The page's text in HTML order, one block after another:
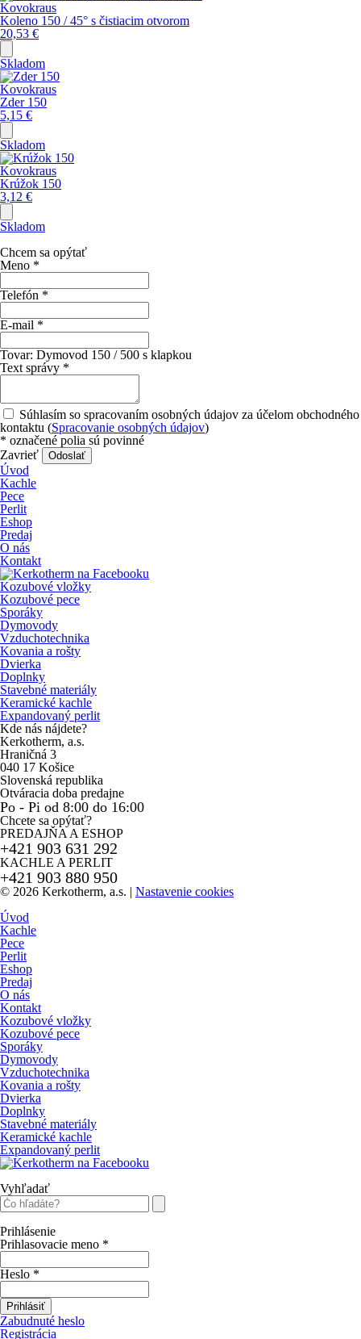
Kovokraus
Koleno 150 / 45° s čistiacim otvorom
20,53 €
Skladom
Kovokraus
Zder 150
5,15 €
Skladom
Kovokraus
Krúžok 150
3,12 €
Skladom
Chcem sa opýtať
Meno *
Telefón *
E-mail *
Tovar: Dymovod 150 / 500 s klapkou
Text správy *
Súhlasím so spracovaním osobných údajov za účelom obchodného
kontaktu (Spracovanie osobných údajov)
* označené polia sú povinné
Zavrieť
Odoslať
Úvod
Kachle
Pece
Perlit
Eshop
Predaj
O nás
Kontakt
Kozubové vložky
Kozubové pece
Sporáky
Dymovody
Vzduchotechnika
Kovania a rošty
Dvierka
Doplnky
Stavebné materiály
Keramické kachle
Expandovaný perlit
Kde nás nájdete?
Kerkotherm, a.s.
Hraničná 3
040 17 Košice
Slovenská republika
Otváracia doba predajne
Po - Pi od 8:00 do 16:00
Chcete sa opýtať?
PREDAJŇA A ESHOP
+421 903 631 292
KACHLE A PERLIT
+421 903 880 950
© 2026 Kerkotherm, a.s. | Nastavenie cookies
Úvod
Kachle
Pece
Perlit
Eshop
Predaj
O nás
Kontakt
Kozubové vložky
Kozubové pece
Sporáky
Dymovody
Vzduchotechnika
Kovania a rošty
Dvierka
Doplnky
Stavebné materiály
Keramické kachle
Expandovaný perlit
Vyhľadať
Prihlásenie
Prihlasovacie meno *
Heslo *
Prihlásiť
Zabudnuté heslo
Registrácia